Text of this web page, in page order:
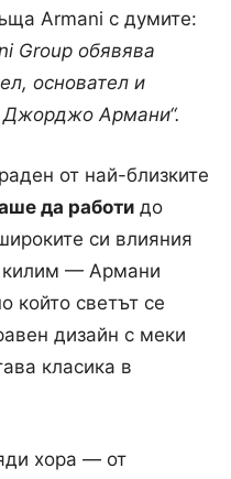
Armani с думите:
Group обявява
основател и
Армани“.
от най-близките
да работи до
си влияния
килим — Армани
който светът се
дизайн с меки
класика в
хора — от